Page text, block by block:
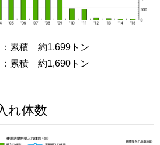
：累積 約1,699トン
：累積 約1,690トン
れ体数